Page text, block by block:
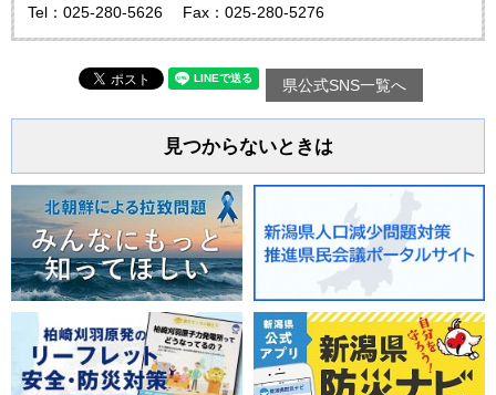
Tel：025-280-5626
Fax：025-280-5276
県公式SNS一覧へ
見つからないときは